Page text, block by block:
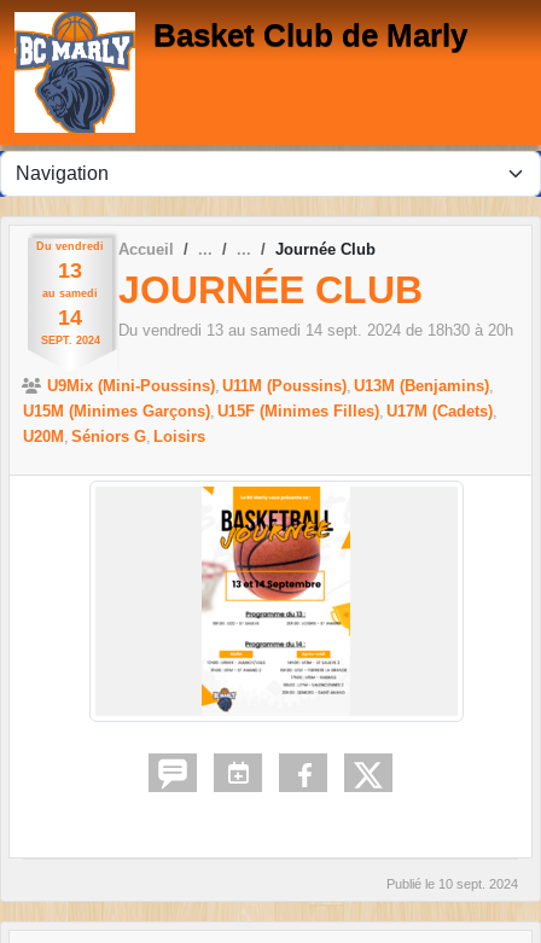
Basket Club de Marly
Du vendredi
13
au samedi
14
SEPT. 2024
Accueil Journée Club
JOURNÉE CLUB
Du vendredi 13 au samedi 14 sept. 2024 de 18h30 à 20h
U9Mix (Mini-Poussins) U11M (Poussins) U13M (Benjamins)
U15M (Minimes Garçons) U15F (Minimes Filles) U17M (Cadets)
U20M Séniors G Loisirs
Publié le 10 sept. 2024
Panneau de gestion des cookies